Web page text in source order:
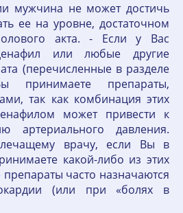
мужчина не может достичь
ее на уровне, достаточном
акта. - Если у Вас
или любые другие
(перечисленные в разделе
принимаете препараты,
так как комбинация этих
может привести к
артериального давления.
врачу, если Вы в
какой-либо из этих
часто назначаются
(или при «болях в